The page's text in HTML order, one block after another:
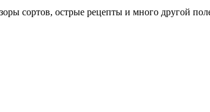
сортов, острые рецепты и много другой